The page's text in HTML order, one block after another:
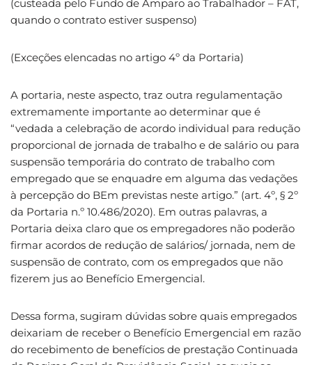
(custeada pelo Fundo de Amparo ao Trabalhador – FAT,
quando o contrato estiver suspenso)
(Exceções elencadas no artigo 4º da Portaria)
A portaria, neste aspecto, traz outra regulamentação
extremamente importante ao determinar que é
“vedada a celebração de acordo individual para redução
proporcional de jornada de trabalho e de salário ou para
suspensão temporária do contrato de trabalho com
empregado que se enquadre em alguma das vedações
à percepção do BEm previstas neste artigo.” (art. 4º, § 2º
da Portaria n.º 10.486/2020). Em outras palavras, a
Portaria deixa claro que os empregadores não poderão
firmar acordos de redução de salários/ jornada, nem de
suspensão de contrato, com os empregados que não
fizerem jus ao Benefício Emergencial.
Dessa forma, sugiram dúvidas sobre quais empregados
deixariam de receber o Benefício Emergencial em razão
do recebimento de benefícios de prestação Continuada